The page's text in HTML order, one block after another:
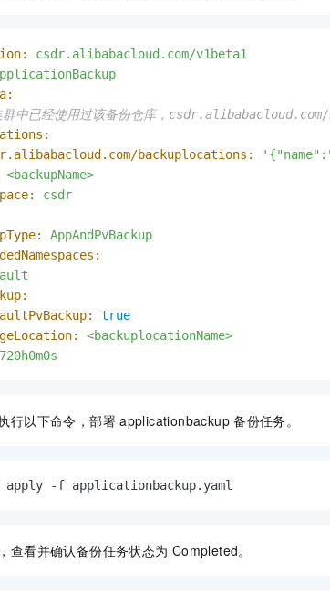
csdr.alibabacloud.com/v1beta1
中已经使用过该备份仓库，
backuplocations:
<backupName>
csdr
AppAndPvBackup
true
<backuplocationName>
720h0m0s
行以下命令，部署 applicationbackup 备份任务。
apply -f applicationbackup.yaml
查看并确认备份任务状态为 Completed。